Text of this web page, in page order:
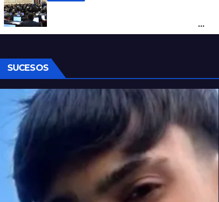
Senado
SUCESOS